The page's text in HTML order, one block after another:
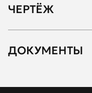
ДОКУМЕНТЫ
ЧЕРТЁЖ